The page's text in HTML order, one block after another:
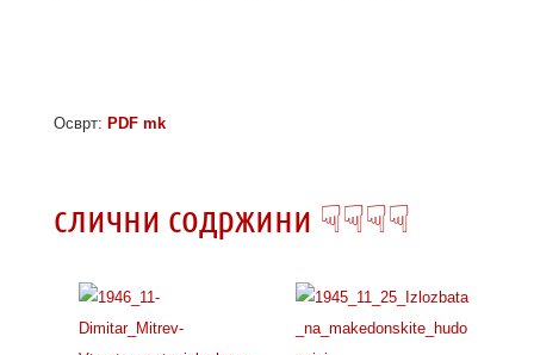
Осврт: PDF mk
слични содржини ☟☟☟☟